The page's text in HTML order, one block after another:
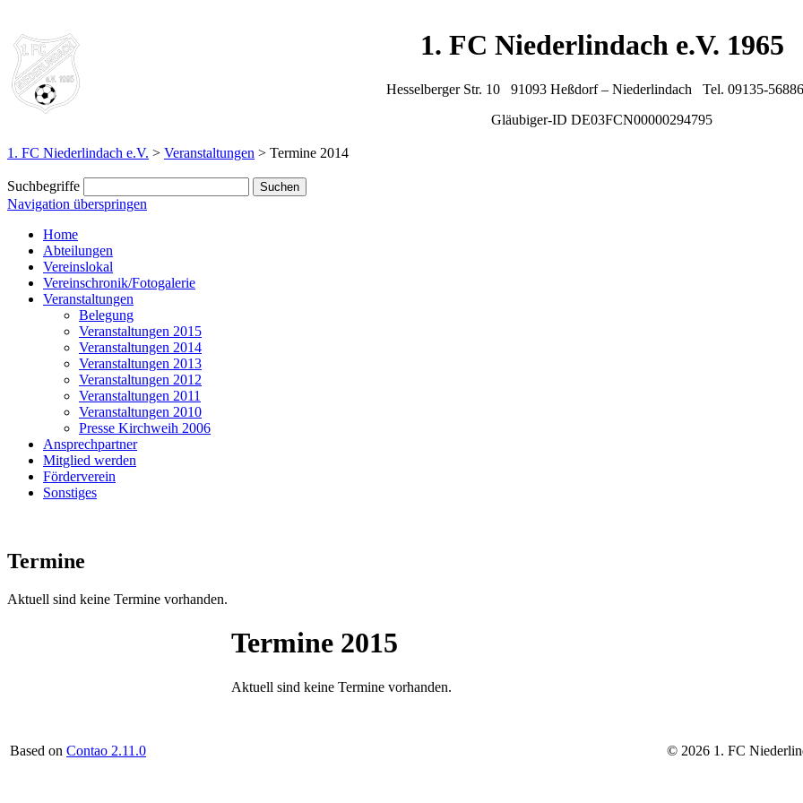
1. FC Niederlindach e.V. 1965
Hesselberger Str. 10 91093 Heßdorf – Niederlindach Tel. 09135-
Gläubiger-ID DE03FCN00000294795
1. FC Niederlindach e.V. > Veranstaltungen > Termine 2014
Suchbegriffe
Navigation überspringen
Home
Abteilungen
Vereinslokal
Vereinschronik/Fotogalerie
Veranstaltungen
Belegung
Veranstaltungen 2015
Veranstaltungen 2014
Veranstaltungen 2013
Veranstaltungen 2012
Veranstaltungen 2011
Veranstaltungen 2010
Presse Kirchweih 2006
Ansprechpartner
Mitglied werden
Förderverein
Sonstiges
Termine
Aktuell sind keine Termine vorhanden.
Termine 2015
Aktuell sind keine Termine vorhanden.
Based on Contao 2.11.0 © 2026 1. FC